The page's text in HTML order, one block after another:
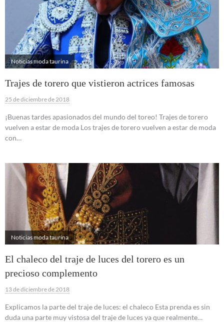
Noticias moda taurina
Trajes de torero que vistieron actrices famosas
25 de diciembre de 2018
¡Buenas tardes apasionados del mundo del toreo! Trajes de torero
vuelven a estar de moda Los trajes de torero vuelven a estar de moda
con…
Noticias moda taurina
El chaleco del traje de luces del torero es un
precioso complemento
13 de diciembre de 2018
Explicamos la parte del traje de luces: el chaleco Esta prenda es sin
duda una parte muy vistosa del traje de luces ya que realmente…